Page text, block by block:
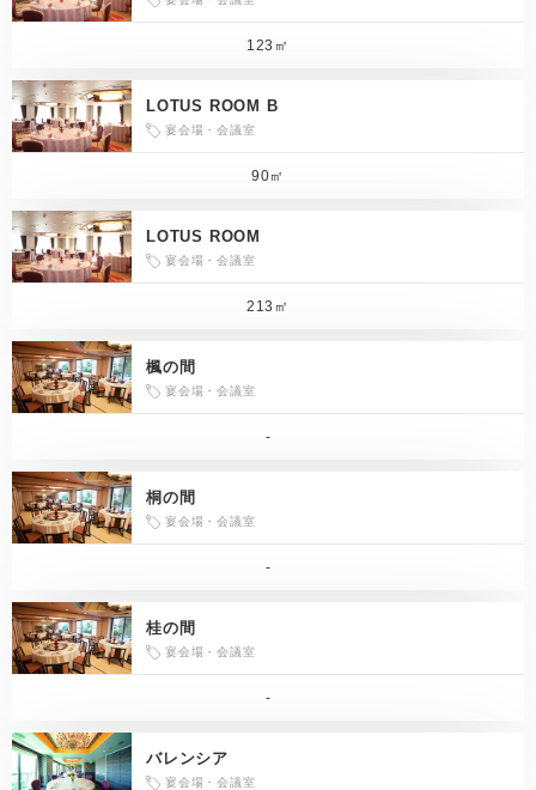
123㎡
LOTUS ROOM B
宴会場・会議室
90㎡
LOTUS ROOM
宴会場・会議室
213㎡
楓の間
宴会場・会議室
-
桐の間
宴会場・会議室
-
桂の間
宴会場・会議室
-
バレンシア
宴会場・会議室